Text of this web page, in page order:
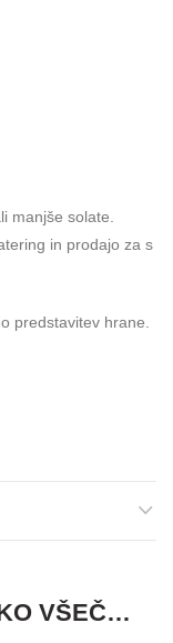
manjše solate.
in prodajo za s
predstavitev hrane.
VŠEČ…